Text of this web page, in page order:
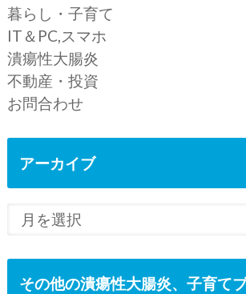
暮らし・子育て
IT＆PC,スマホ
潰瘍性大腸炎
不動産・投資
お問合わせ
アーカイブ
その他の潰瘍性大腸炎、子育て